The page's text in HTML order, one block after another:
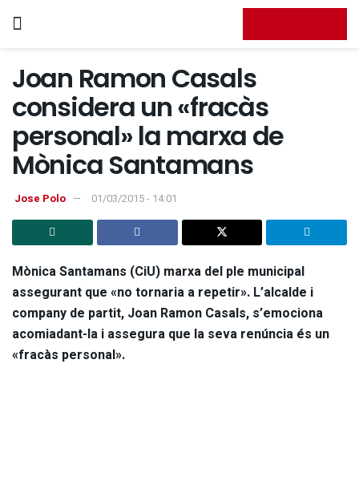
Joan Ramon Casals
considera un «fracàs
personal» la marxa de
Mònica Santamans
Jose Polo 01/03/2015 - 14:01
Mònica Santamans (CiU) marxa del ple municipal
assegurant que «no tornaria a repetir». L’alcalde i
company de partit, Joan Ramon Casals, s’emociona
acomiadant-la i assegura que la seva renúncia és un
«fracàs personal».